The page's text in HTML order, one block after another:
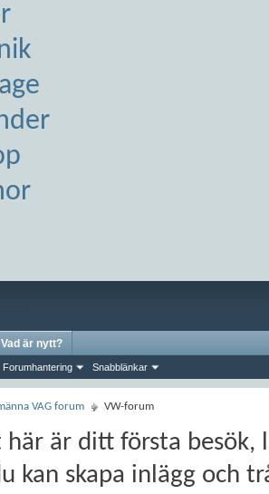
Forumhantering Snabblänkar
Vad är nytt?
VAG forum VW-forum
här är ditt första besök,
kan skapa inlägg och